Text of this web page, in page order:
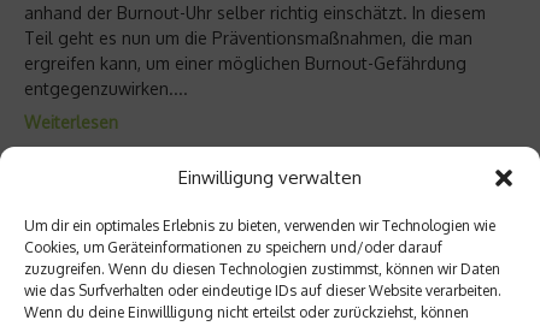
Einwilligung verwalten
Um dir ein optimales Erlebnis zu bieten, verwenden wir Technologien wie
Cookies, um Geräteinformationen zu speichern und/oder darauf
zuzugreifen. Wenn du diesen Technologien zustimmst, können wir Daten
wie das Surfverhalten oder eindeutige IDs auf dieser Website verarbeiten.
Wenn du deine Einwillligung nicht erteilst oder zurückziehst, können
anhand der Burnout-Uhr selber richtig einschätzt. In diesem
Teil geht es nun um die Präventionsmaßnahmen, die man
ergreifen kann, um einer möglichen Burnout-Gefährdung
entgegenzuwirken....
Weiterlesen